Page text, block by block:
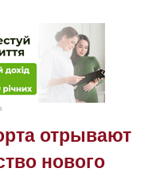
отрывают
нового